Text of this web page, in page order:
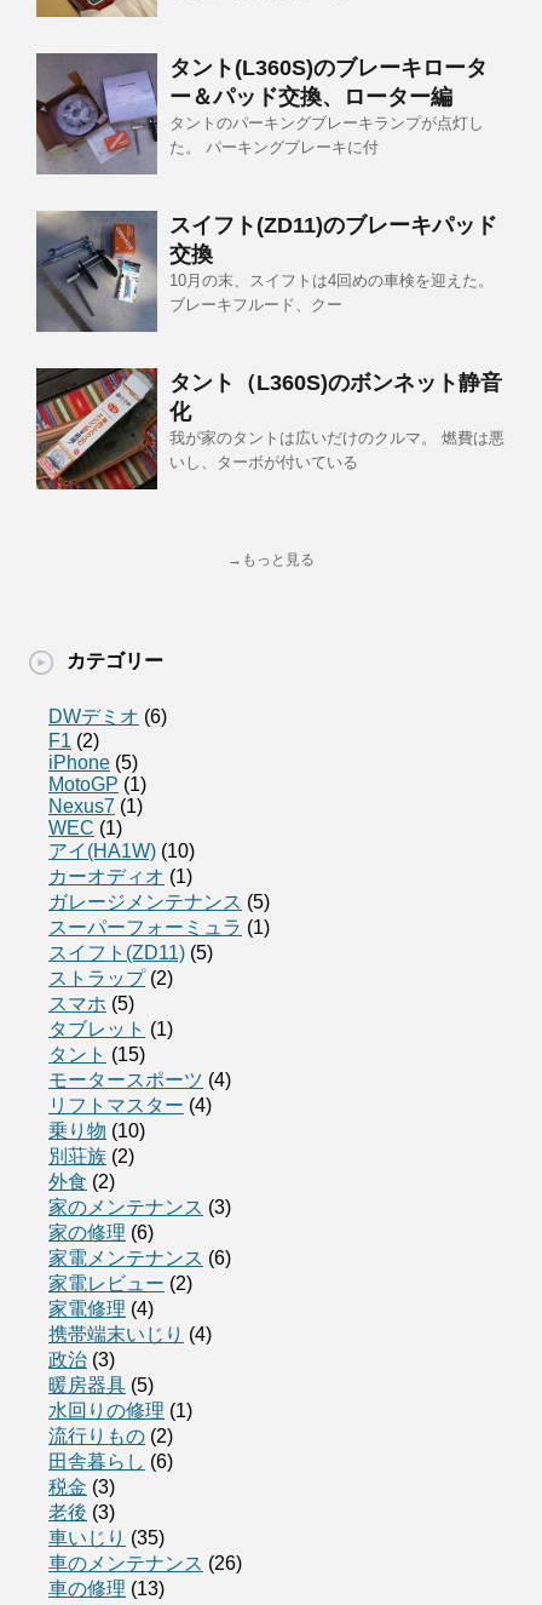
タント(L360S)のブレーキロータ
ー＆パッド交換、ローター編
タントのパーキングブレーキランプが点灯し
た。 パーキングブレーキに付
スイフト(ZD11)のブレーキパッド
交換
10月の末、スイフトは4回めの車検を迎えた。
ブレーキフルード、クー
タント（L360S)のボンネット静音
化
我が家のタントは広いだけのクルマ。 燃費は悪
いし、ターボが付いている
→もっと見る
カテゴリー
DWデミオ (6)
F1 (2)
iPhone (5)
MotoGP (1)
Nexus7 (1)
WEC (1)
アイ(HA1W) (10)
カーオディオ (1)
ガレージメンテナンス (5)
スーパーフォーミュラ (1)
スイフト(ZD11) (5)
ストラップ(2)
スマホ (5)
タブレット (1)
タント (15)
モータースポーツ (4)
リフトマスター (4)
乗り物 (10)
別荘族 (2)
外食 (2)
家のメンテナンス (3)
家の修理 (6)
家電メンテナンス (6)
家電レビュー (2)
家電修理 (4)
携帯端末いじり (4)
政治 (3)
暖房器具 (5)
水回りの修理 (1)
流行りもの (2)
田舎暮らし (6)
税金 (3)
老後 (3)
車いじり (35)
車のメンテナンス (26)
車の修理 (13)